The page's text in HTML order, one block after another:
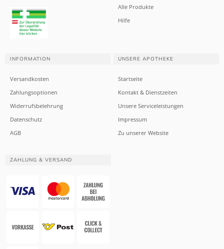
Alle Produkte
Hilfe
INFORMATION
Versandkosten
Zahlungsoptionen
Widerrufsbelehrung
Datenschutz
AGB
UNSERE APOTHEKE
Startseite
Kontakt & Dienstzeiten
Unsere Serviceleistungen
Impressum
Zu unserer Website
ZAHLUNG & VERSAND